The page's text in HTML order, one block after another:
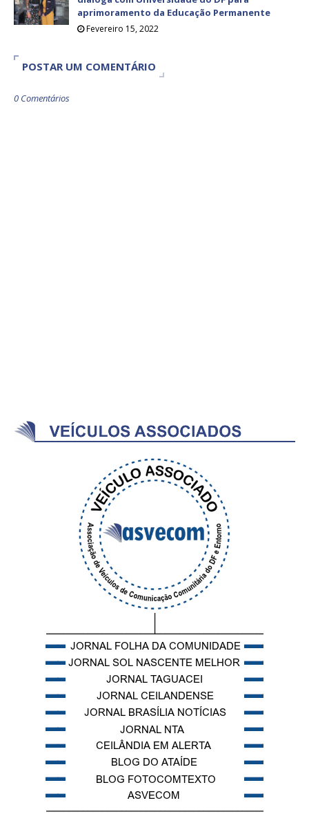
aprimoramento da Educação Permanente
Fevereiro 15, 2022
POSTAR UM COMENTÁRIO
0 Comentários